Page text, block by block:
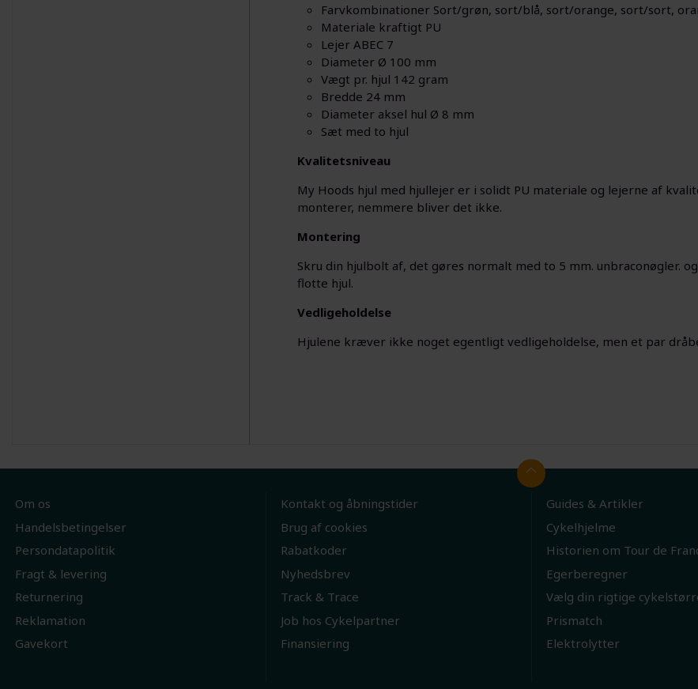
Farvkombinationer Sort/grøn, sort/blå, sort/orange, sort/sort,
Materiale kraftigt PU
Lejer ABEC 7
Diameter Ø 100 mm
Vægt pr. hjul 142 gram
Bredde 24 mm
Diameter aksel hul Ø 8 mm
Sæt med to hjul
Kvalitetsniveau
My Hoods hjul med hjullejer er i solidt PU materiale og lejerne af
monterer, nemmere bliver det ikke.
Montering
Skru din hjulbolt af, det gøres normalt med to 5 mm. unbraconøgler.
flotte hjul.
Vedligeholdelse
Hjulene kræver ikke noget egentligt vedligeholdelse, men et par
Om os
Handelsbetingelser
Persondatapolitik
Fragt & levering
Returnering
Reklamation
Gavekort
Kontakt og åbningstider
Brug af cookies
Rabatkoder
Nyhedsbrev
Track & Trace
Job hos Cykelpartner
Finansiering
Guides & Artikler
Cykelhjelme
Historien om Tour de
Egerberegner
Vælg din rigtige
Prismatch
Elektrolytter